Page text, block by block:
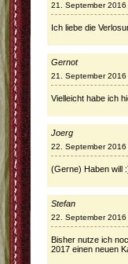
21. September
Ich liebe die
Gernot
21. September
Vielleicht habe ich
Joerg
22. September
(Gerne) Haben will :)
Stefan
22. September
Bisher nutze ich
2017 einen neuen